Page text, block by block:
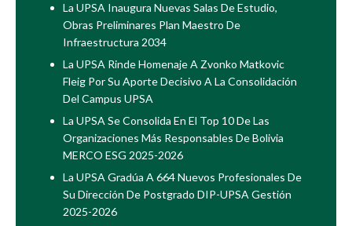
La UPSA Inaugura Nuevas Salas De Estudio,
Obras Preliminares Plan Maestro De
Infraestructura 2034
La UPSA Rinde Homenaje A Zvonko Matkovic
Fleig Por Su Aporte Decisivo A La Consolidación
Del Campus UPSA
La UPSA Se Consolida En El Top 10 De Las
Organizaciones Más Responsables De Bolivia
MERCO ESG 2025-2026
La UPSA Gradúa A 664 Nuevos Profesionales De
Su Dirección De Postgrado DIP-UPSA Gestión
2025-2026